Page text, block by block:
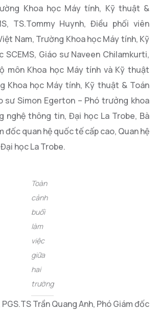
Khoa học Máy tính, Kỹ thuật &
TS.Tommy Huynh, Điều phối viên
Nam, Trường Khoa học Máy tính, Kỹ
SCEMS, Giáo sư Naveen Chilamkurti,
môn Khoa học Máy tính và Kỹ thuật
Khoa học Máy tính, Kỹ thuật & Toán
sư Simon Egerton – Phó trưởng khoa
nghệ thông tin, Đại học La Trobe, Bà
đốc quan hệ quốc tế cấp cao, Quan hệ
học La Trobe.
Toàn
cảnh
buổi
làm
việc
giữa
hai
trường
Trần Quang Anh, Phó Giám đốc